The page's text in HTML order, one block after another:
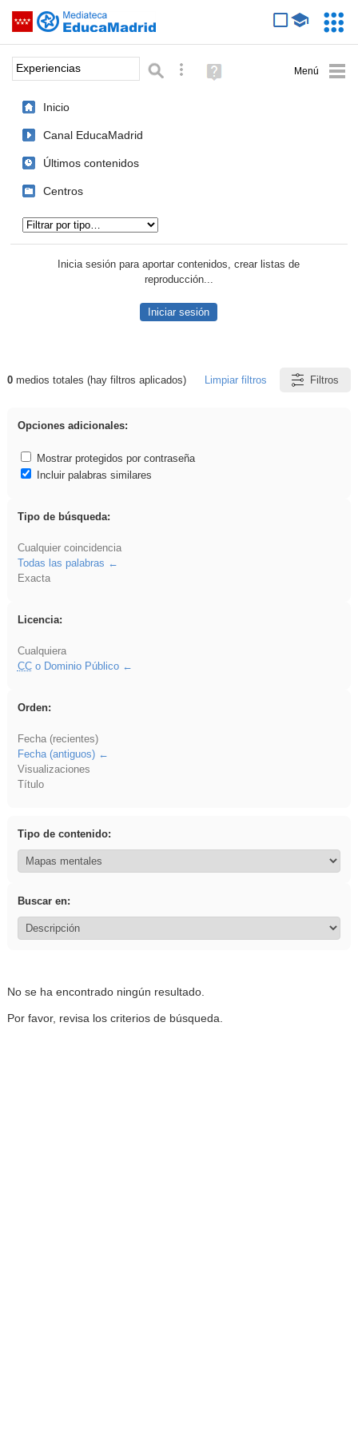
Saltar navegación
Palabra o frase: Búsqueda avanzada
Ayuda
(en
Inicio
Canal EducaMadrid
Últimos contenidos
Centros
Inicia sesión para aportar contenidos, crear listas de
reproducción...
Iniciar sesión
Resultados de: Experiencias
0medios totales (hay filtros aplicados) Limpiar filtros Filtros
Opciones adicionales:
Mostrar protegidos por contraseña
Incluir palabras similares
Tipo de búsqueda:
Cualquier coincidencia
Todas las palabras
Exacta
Licencia:
Cualquiera
CCo Dominio Público
Orden:
Fecha (recientes)
Fecha (antiguos)
Visualizaciones
Título
Tipo de contenido:
Buscar en:
No se ha encontrado ningún resultado.
Por favor, revisa los criterios de búsqueda.